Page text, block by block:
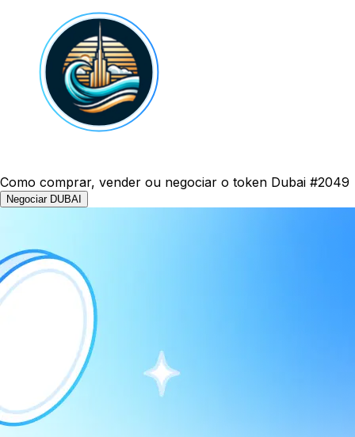
Como comprar, vender ou negociar o token Dubai #2049
Negociar DUBAI